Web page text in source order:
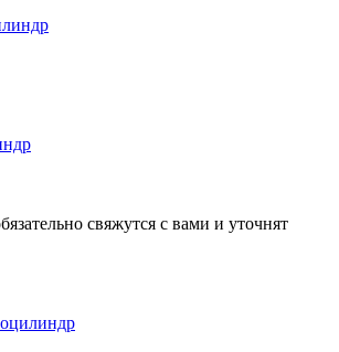
свяжутся с вами и уточнят